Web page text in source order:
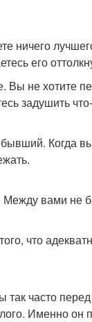
ничего
его
Вы не хотите
задушить
Когда
Между вами не
что
часто
Именно он